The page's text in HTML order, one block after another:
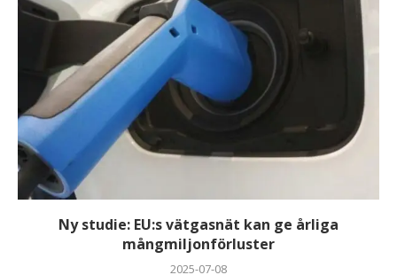
Ny studie: EU:s vätgasnät kan ge årliga
mångmiljonförluster
2025-07-08